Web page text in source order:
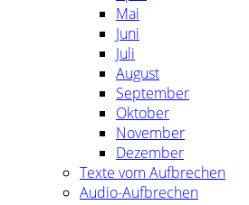
Mai
Juni
Juli
August
September
Oktober
November
Dezember
Texte vom Aufbrechen
Audio-Aufbrechen